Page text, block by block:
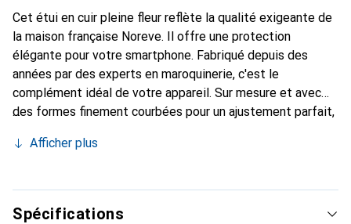
Cet étui en cuir pleine fleur reflète la qualité exigeante de
la maison française Noreve. Il offre une protection
élégante pour votre smartphone. Fabriqué depuis des
années par des experts en maroquinerie, c'est le
complément idéal de votre appareil. Sur mesure et avec
des formes finement courbées pour un ajustement parfait,
votre smartphone. La marque Noreve est reconnue
reste toujours un excellent choix pour le client exigeant.
Afficher plus
Spécifications